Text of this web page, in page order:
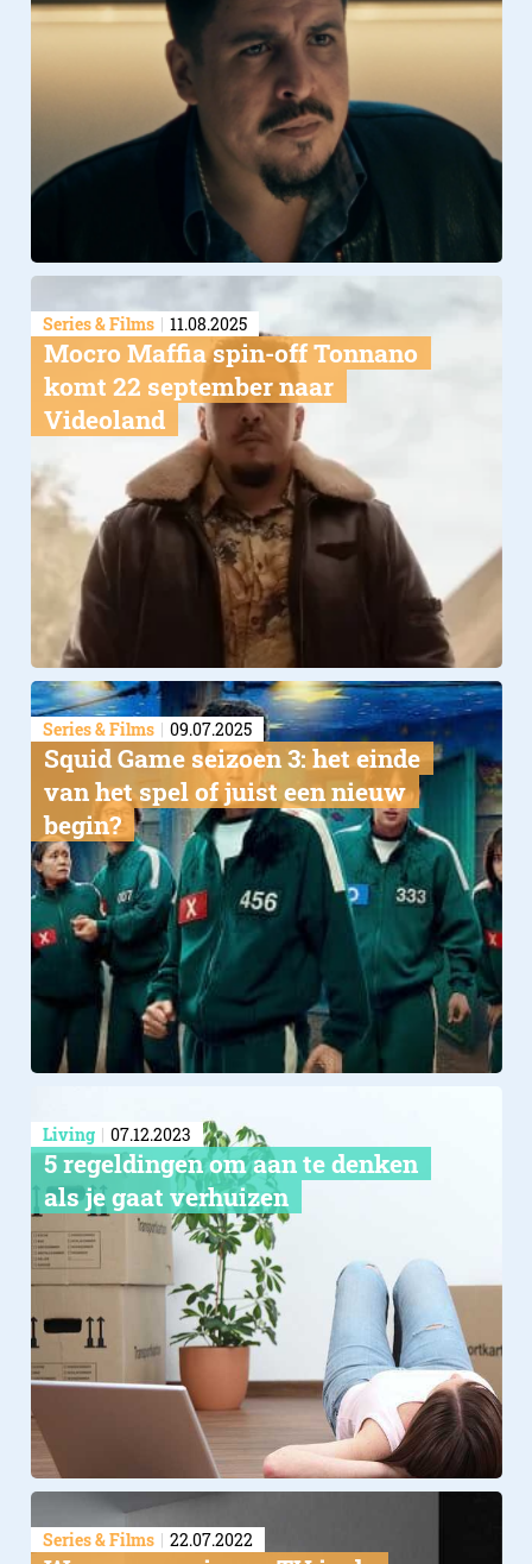
Series & Films 11.08.2025
Mocro Maffia spin-off Tonnano
komt 22 september naar
Videoland
Series & Films 09.07.2025
Squid Game seizoen 3: het einde
van het spel of juist een nieuw
begin?
Living 07.12.2023
5 regeldingen om aan te denken
als je gaat verhuizen
Series & Films 22.07.2022